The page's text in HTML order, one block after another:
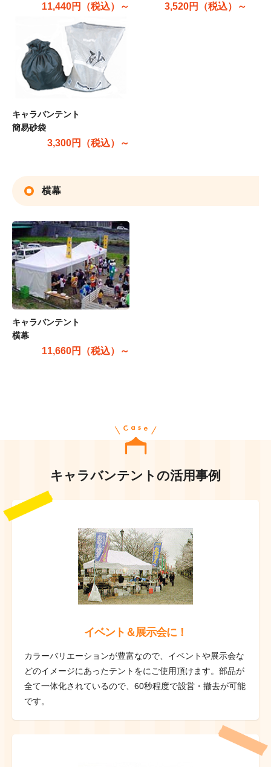
11,440円（税込）～ 3,520円（税込）～
キャラバンテント
簡易砂袋
3,300円（税込）～
横幕
キャラバンテント
横幕
11,660円（税込）～
キャラバンテントの活用事例
イベント＆展示会に！
カラーバリエーションが豊富なので、イベントや展示会な
どのイメージにあったテントをにご使用頂けます。部品が
全て一体化されているので、60秒程度で設営・撤去が可能
です。